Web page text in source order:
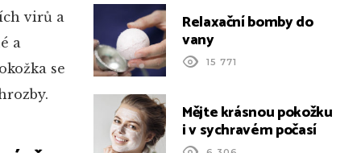
virů a
a
se
Relaxační bomby do
vany
15 771
Mějte krásnou pokožku
i v sychravém počasí